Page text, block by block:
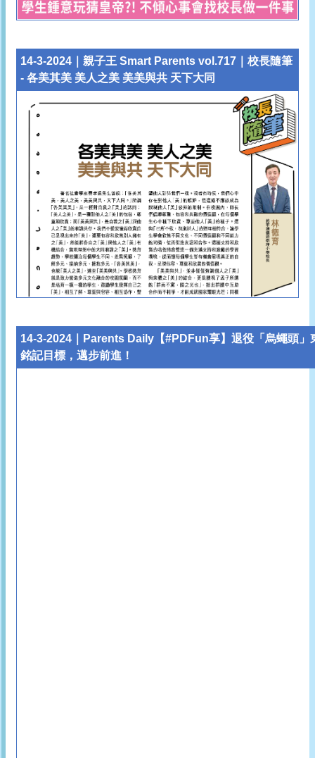
14-3-2024｜親子王 Smart Parents vol.717｜校長隨筆
- 各美其美 美人之美 美美與共 天下大同
14-3-2024｜
Parents Daily【#PDFun享】退役「烏蠅頭」
銘記目標，邁步前進！